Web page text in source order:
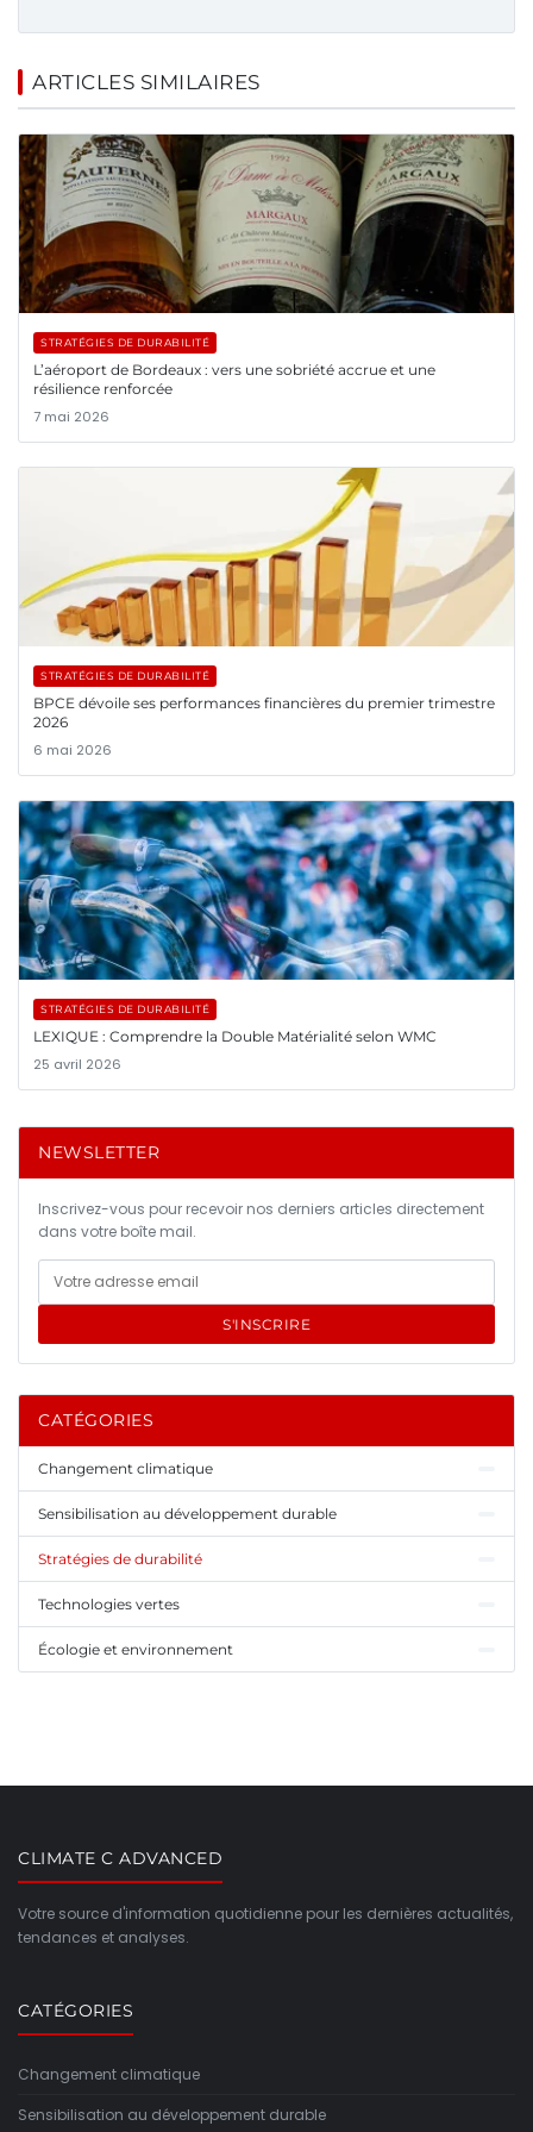
ARTICLES SIMILAIRES
STRATÉGIES DE DURABILITÉ
L’aéroport de Bordeaux : vers une sobriété accrue et une
résilience renforcée
7 mai 2026
STRATÉGIES DE DURABILITÉ
BPCE dévoile ses performances financières du premier trimestre
2026
6 mai 2026
STRATÉGIES DE DURABILITÉ
LEXIQUE : Comprendre la Double Matérialité selon WMC
25 avril 2026
NEWSLETTER
Inscrivez-vous pour recevoir nos derniers articles directement
dans votre boîte mail.
S'INSCRIRE
CATÉGORIES
Changement climatique
Sensibilisation au développement durable
Stratégies de durabilité
Technologies vertes
Écologie et environnement
CLIMATE C ADVANCED
Votre source d'information quotidienne pour les dernières actualités,
tendances et analyses.
CATÉGORIES
Changement climatique
Sensibilisation au développement durable